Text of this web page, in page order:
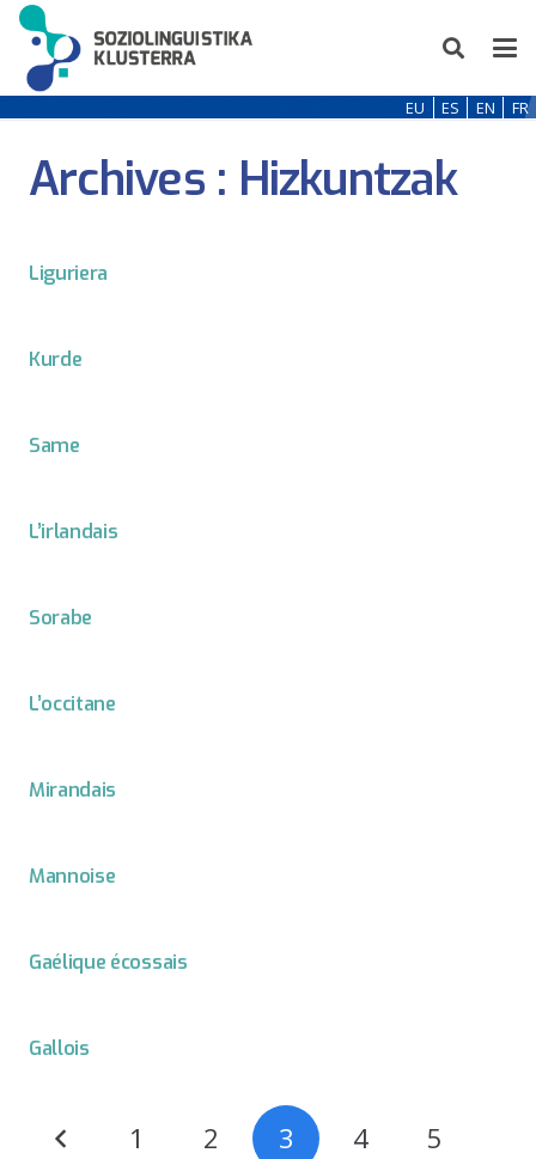
EU ES EN FR
Archives : Hizkuntzak
Liguriera
Kurde
Same
L’irlandais
Sorabe
L’occitane
Mirandais
Mannoise
Gaélique écossais
Gallois
1 2 3 4 5